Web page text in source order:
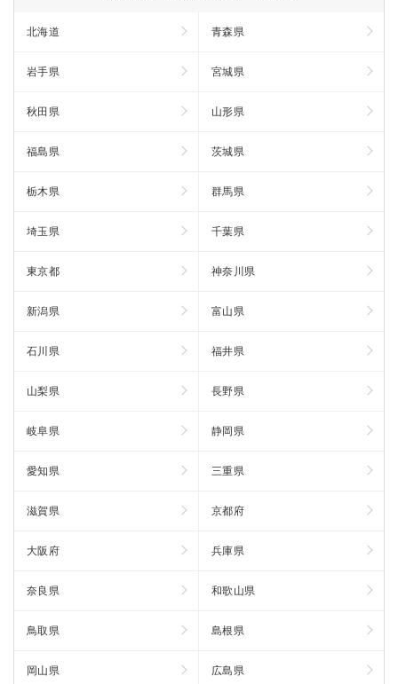
北海道 青森県
岩手県 宮城県
秋田県 山形県
福島県 茨城県
栃木県 群馬県
埼玉県 千葉県
東京都 神奈川県
新潟県 富山県
石川県 福井県
山梨県 長野県
岐阜県 静岡県
愛知県 三重県
滋賀県 京都府
大阪府 兵庫県
奈良県 和歌山県
鳥取県 島根県
岡山県 広島県